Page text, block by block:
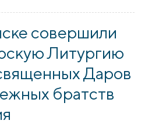
благочиния
совершили
Литургию
Даров
братств